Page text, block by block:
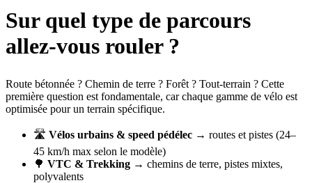
Sur quel type de parcours
allez-vous rouler ?
Route bétonnée ? Chemin de terre ? Forêt ? Tout-terrain ? Cette
première question est fondamentale, car chaque gamme de vélo est
optimisée pour un terrain spécifique.
🛣️ Vélos urbains & speed pédélec → routes et pistes (24–
45 km/h max selon le modèle)
🌳 VTC & Trekking → chemins de terre, pistes mixtes,
polyvalents